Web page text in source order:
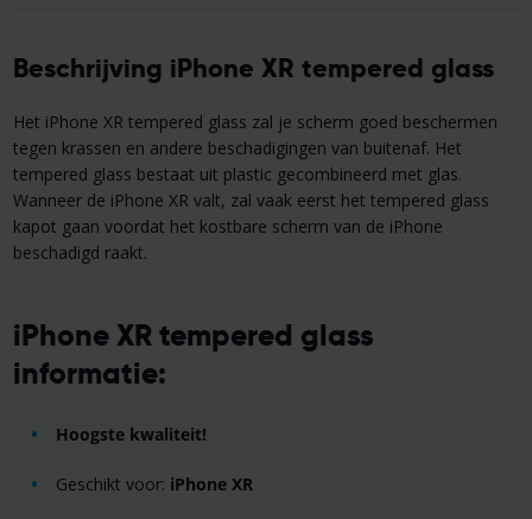
Beschrijving iPhone XR tempered glass
Het iPhone XR tempered glass zal je scherm goed beschermen
tegen krassen en andere beschadigingen van buitenaf. Het
tempered glass bestaat uit plastic gecombineerd met glas.
Wanneer de iPhone XR valt, zal vaak eerst het tempered glass
kapot gaan voordat het kostbare scherm van de iPhone
beschadigd raakt.
iPhone XR tempered glass
informatie:
Hoogste kwaliteit!
Geschikt voor: iPhone XR